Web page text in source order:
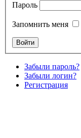
Пароль
Запомнить меня
Забыли пароль?
Забыли логин?
Регистрация